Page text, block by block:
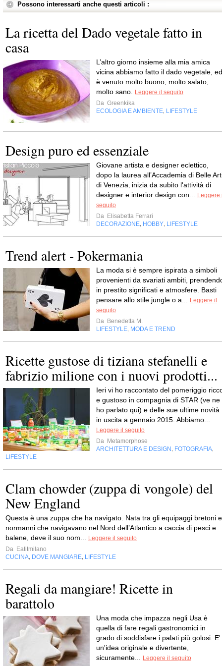
Possono interessarti anche questi articoli :
La ricetta del Dado vegetale fatto in
casa
L’altro giorno insieme alla mia amica
vicina abbiamo fatto il dado vegetale, ed
è venuto molto buono, molto salato,
molto sano.
Leggere il seguito
Da Greenkika
ECOLOGIA E AMBIENTE LIFESTYLE
Design puro ed essenziale
Giovane artista e designer eclettico,
dopo la laurea all’Accademia di Belle
di Venezia‚ inizia da subito l'attività di
designer e interior design con...
Leggere
seguito
Da Elisabetta Ferrari
DECORAZIONE HOBBY LIFESTYLE
Trend alert - Pokermania
La moda si è sempre ispirata a simboli
provenienti da svariati ambiti,
in prestito significati e atmosfere. Basti
pensare allo stile jungle o a...
Leggere il
seguito
Da Benedetta M.
LIFESTYLE MODA E TREND
Ricette gustose di tiziana stefanelli e
fabrizio milione con i nuovi prodotti...
Ieri vi ho raccontato del pomeriggio
e gustoso in compagnia di STAR (ve ne
ho parlato qui) e delle sue ultime novità
in uscita a gennaio 2015. Abbiamo...
Leggere il seguito
Da Metamorphose
ARCHITETTURA E DESIGN
FOTOGRAFIA
LIFESTYLE
Clam chowder (zuppa di vongole) del
New England
Questa è una zuppa che ha navigato. Nata tra gli equipaggi bretoni e
normanni che navigavano nel Nord dell’Atlantico a caccia di pesci e
balene, deve il suo nom...
Leggere il seguito
Da Eatitmilano
CUCINA DOVE MANGIARE LIFESTYLE
Regali da mangiare! Ricette in
barattolo
Una moda che impazza negli Usa è
quella di fare regali gastronomici in
grado di soddisfare i palati più golosi. E'
un'idea originale e divertente,
sicuramente...
Leggere il seguito